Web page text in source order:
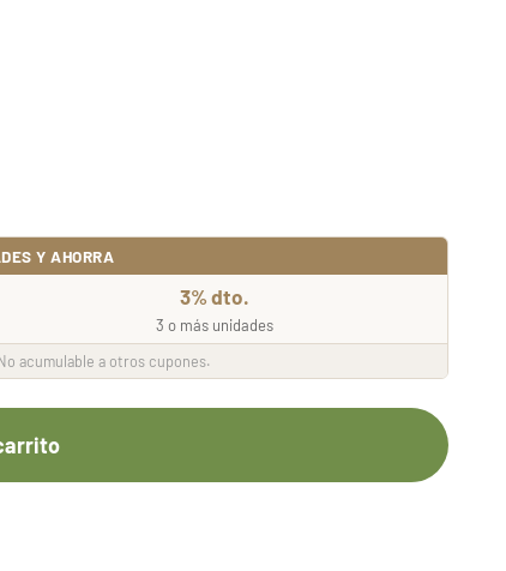
Y AHORRA
3% dto.
3 o más unidades
acumulable a otros cupones.